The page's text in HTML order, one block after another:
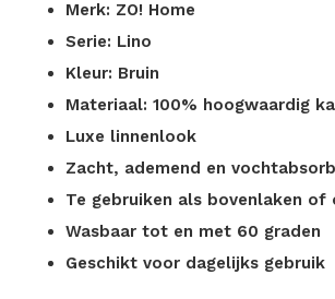
Merk: ZO! Home
Serie: Lino
Kleur: Bruin
Materiaal: 100% hoogwaardig
Luxe linnenlook
Zacht, ademend en
Te gebruiken als bovenlaken of
Wasbaar tot en met 60 graden
Geschikt voor dagelijks gebruik